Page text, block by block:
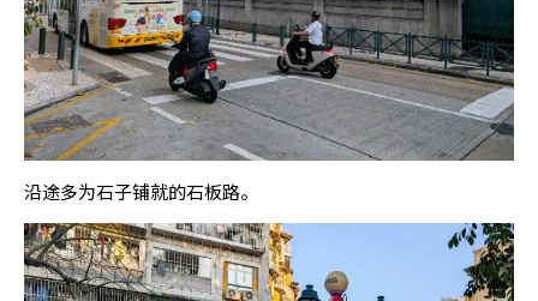
沿途多为石子铺就的石板路。